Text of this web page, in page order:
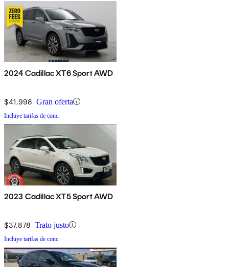
2024 Cadillac XT6 Sport AWD
$41,998 Gran oferta
Incluye tarifas de conc.
2023 Cadillac XT5 Sport AWD
$37,878 Trato justo
Incluye tarifas de conc.